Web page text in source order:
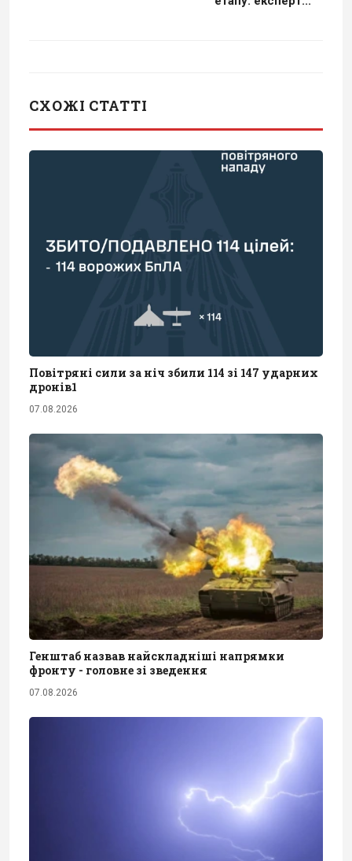
СХОЖІ СТАТТІ
Повітряні сили за ніч збили 114 зі 147 ударних
дронів1
07.08.2026
Генштаб назвав найскладніші напрямки
фронту - головне зі зведення
07.08.2026